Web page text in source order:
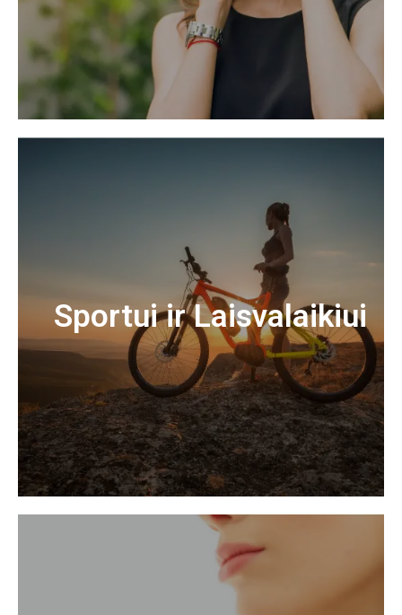
Sportui ir Laisvalaikiui